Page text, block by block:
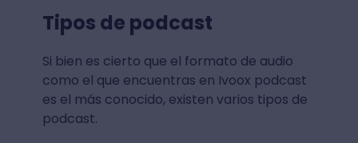
Tipos de podcast
Si bien es cierto que el formato de audio
como el que encuentras en Ivoox podcast
es el más conocido, existen varios tipos de
podcast.